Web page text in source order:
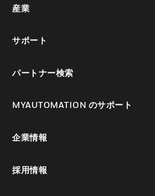
産業
サポート
パートナー検索
MYAUTOMATION のサポート
企業情報
採用情報